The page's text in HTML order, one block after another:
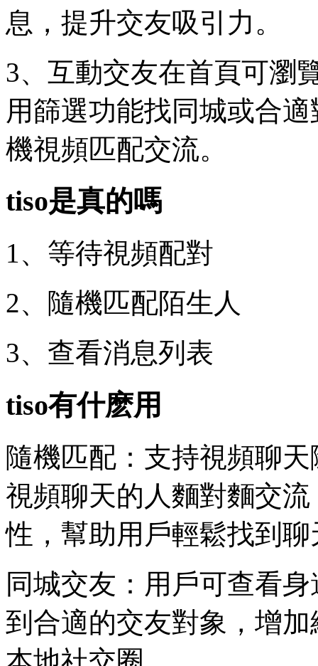
息，提升交友吸引力。
3、互動交友在首頁可瀏
用篩選功能找同城或合
機視頻匹配交流。
tiso是真的嗎
1、等待視頻配對
2、隨機匹配陌生人
3、查看消息列表
tiso有什麽用
隨機匹配：支持視頻聊
視頻聊天的人麵對麵交
性，幫助用戶輕鬆找到
同城交友：用戶可查看
到合適的交友對象，增